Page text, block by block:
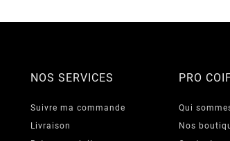
NOS SERVICES
Suivre ma commande
Livraison
PRO
Qui
Nos